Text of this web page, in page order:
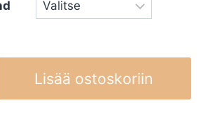
Lisää ostoskoriin